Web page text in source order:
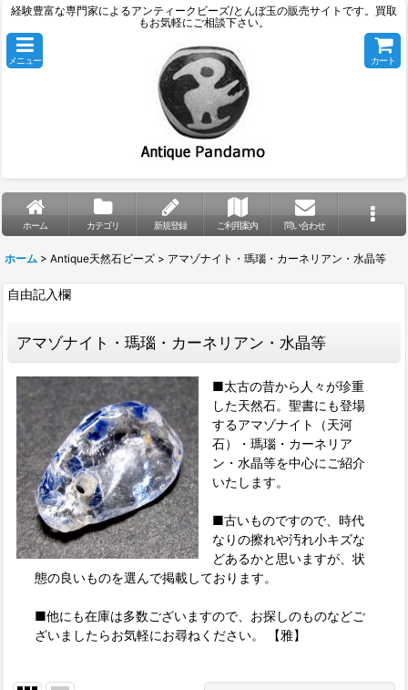
経験豊富な専門家によるアンティークビーズ/とんぼ玉の販売サイトです。買取
もお気軽にご相談下さい。
メニュー カート
ホーム カテゴリ 新規登録 ご利用案内 問い合わせ
ホーム > Antique天然石ビーズ > アマゾナイト・瑪瑙・カーネリアン・水晶等
自由記入欄
アマゾナイト・瑪瑙・カーネリアン・水晶等
■太古の昔から人々が珍重
した天然石。聖書にも登場
するアマゾナイト（天河
石）・瑪瑙・カーネリア
ン・水晶等を中心にご紹介
いたします。
■古いものですので、時代
なりの擦れや汚れ小キズな
どあるかと思いますが、状
態の良いものを選んで掲載しております。
■他にも在庫は多数ございますので、お探しのものなどご
ざいましたらお気軽にお尋ねください。 【雅】